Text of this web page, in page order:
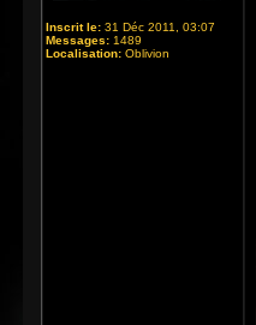
Inscrit le: 31 Déc 2011, 03:07
Messages: 1489
Localisation: Oblivion